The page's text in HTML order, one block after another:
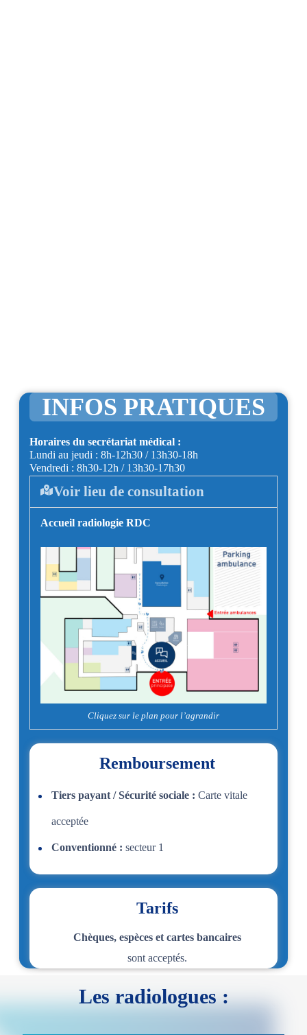
INFOS PRATIQUES
Horaires du secrétariat médical :
Lundi au jeudi : 8h-12h30 / 13h30-18h
Vendredi : 8h30-12h / 13h30-17h30
Voir lieu de consultation
Accueil radiologie RDC
Cliquez sur le plan pour l’agrandir
Remboursement
Tiers payant / Sécurité sociale : Carte vitale
acceptée
Conventionné : secteur 1
Tarifs
Chèques, espèces et cartes bancaires
sont acceptés.
Les radiologues :